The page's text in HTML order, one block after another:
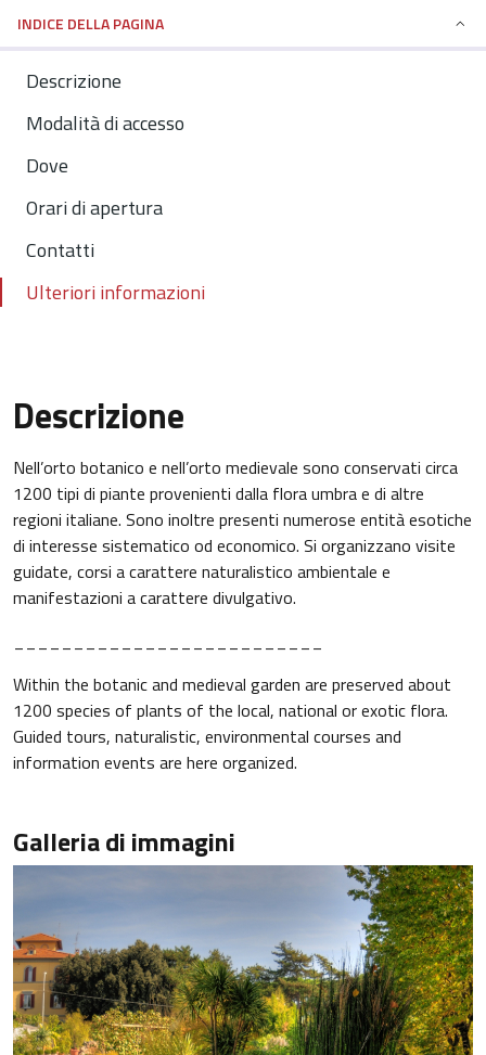
INDICE DELLA PAGINA
Descrizione
Modalità di accesso
Dove
Orari di apertura
Contatti
Ulteriori informazioni
Descrizione
Nell’orto botanico e nell’orto medievale sono conservati circa
1200 tipi di piante provenienti dalla flora umbra e di altre
regioni italiane. Sono inoltre presenti numerose entità esotiche
di interesse sistematico od economico. Si organizzano visite
guidate, corsi a carattere naturalistico ambientale e
manifestazioni a carattere divulgativo.
Within the botanic and medieval garden are preserved about
1200 species of plants of the local, national or exotic flora.
Guided tours, naturalistic, environmental courses and
information events are here organized.
Galleria di immagini